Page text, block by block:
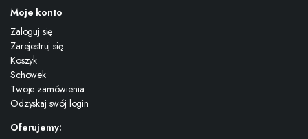
Moje konto
Zaloguj się
Zarejestruj się
Koszyk
Schowek
Twoje zamówienia
Odzyskaj swój login
Oferujemy: